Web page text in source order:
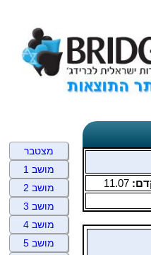
11.07
מצטבר
מושב 1
מושב 2
מושב 3
מושב 4
מושב 5